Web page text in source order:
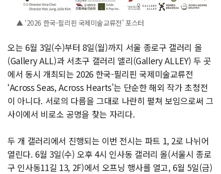
▲ ‘2026 한국-필리핀 국제미술교류전’ 포스터
오는 6월 3일(수)부터 8일(월)까지 서울 종로구 갤러리 올
(Gallery ALL)과 서초구 갤러리 앨리(Gallery ALLEY) 두 곳
에서 동시 개최되는 2026 한국-필리핀 국제미술교류전
‘Across Seas, Across Hearts’는 단순한 해외 작가 초청전
이 아니다. 서로의 다름을 그대로 나란히 펼쳐 보임으로써 그
사이에서 비로소 공명을 찾는 자리다.
두 개 갤러리에서 진행되는 이번 전시는 파트 1, 2로 나뉘어
열린다. 6월 3일(수) 오후 4시 인사동 갤러리 올(서울시 종로
구 인사동11길 13, 2F)에서 오프닝 행사를 열고, 6월 5일(금)